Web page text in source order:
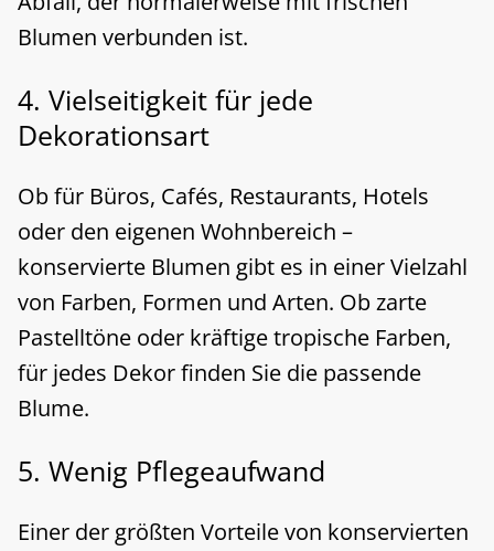
Blumen verbunden ist.
4. Vielseitigkeit für jede
Dekorationsart
Ob für Büros, Cafés, Restaurants, Hotels
oder den eigenen Wohnbereich –
konservierte Blumen gibt es in einer Vielzahl
von Farben, Formen und Arten. Ob zarte
Pastelltöne oder kräftige tropische Farben,
für jedes Dekor finden Sie die passende
Blume.
5. Wenig Pflegeaufwand
Einer der größten Vorteile von konservierten